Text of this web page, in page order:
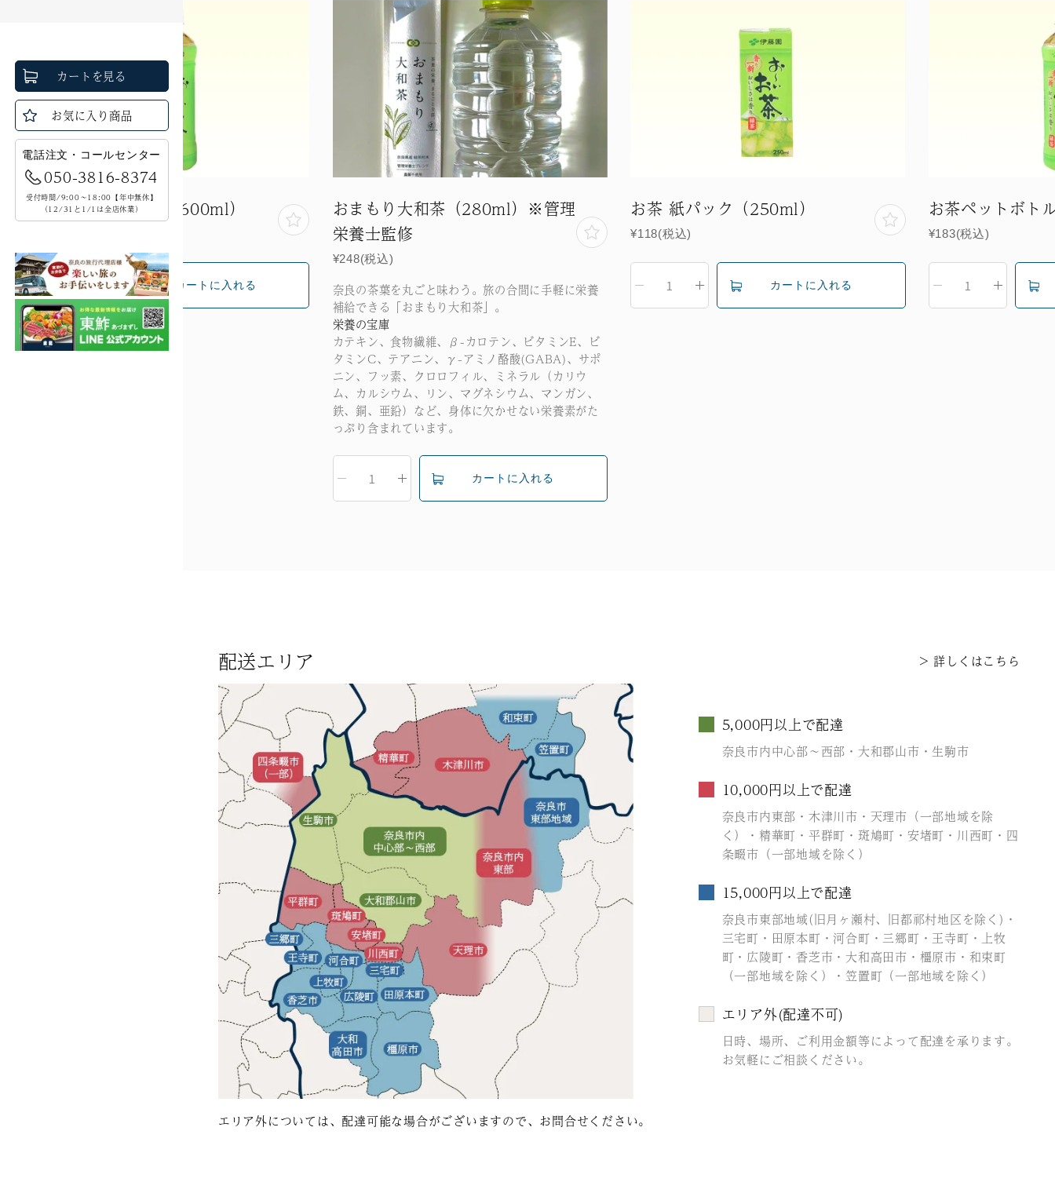
カートを見る
お気に入り商品
電話注文 ・ コールセンター
050-3816-8374
受付時間/9:00～18:00 【 年中無休 】
（12/31と1/1は全店休業）
お茶ペットボトル（600ml）
おまもり大和茶（280ml）※管理
栄養士監修
¥248(税込)
奈良の茶葉を丸ごと味わう。旅の合間に手軽に栄養
補給できる「おまもり大和茶」。
栄養の宝庫
カテキン、食物繊維、β-カロテン、ビタミンE、ビ
タミンC、テアニン、γ-アミノ酪酸(GABA)、サポ
ニン、フッ素、クロロフィル、ミネラル（カリウ
ム、カルシウム、リン、マグネシウム、マンガン、
鉄、銅、亜鉛）など、身体に欠かせない栄養素がた
っぷり含まれています。
お茶 紙パック（250ml）
¥118(税込)
お茶ペットボト
¥183(税込)
配送エリア 詳しくはこちら
5,000円以上で配達
奈良市内中心部～西部・大和郡山市・生駒市
10,000円以上で配達
奈良市内東部・木津川市・天理市（一部地域を除
く）・精華町・平群町・斑鳩町・安堵町・川西町・四
条畷市（一部地域を除く）
15,000円以上で配達
奈良市東部地域(旧月ヶ瀬村、旧都祁村地区を除く)・
三宅町・田原本町・河合町・三郷町・王寺町・上牧
町・広陵町・香芝市・大和高田市・橿原市・和束町
（一部地域を除く）・笠置町（一部地域を除く）
エリア外(配達不可)
日時、場所、ご利用金額等によって配達を承ります。
お気軽にご相談ください。
エリア外については、配達可能な場合がございますので、お問合せください。